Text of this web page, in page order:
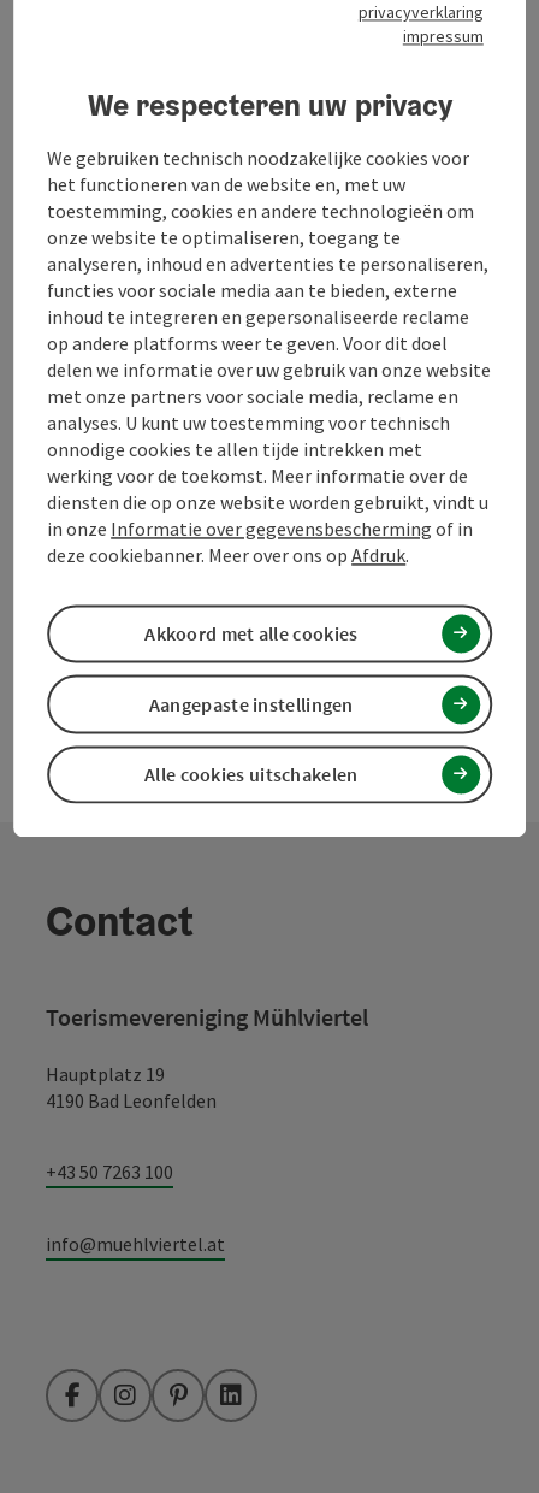
Geschiktheid
Toegankelijkheid
Bijdrage aankruisen
Naar favorieten
PDF aanmaken
Bijdrage printen
In de buurt
powered by
Contact
Toerismevereniging Mühlviertel
Hauptplatz 19
4190 Bad Leonfelden
+43 50 7263 100
info@muehlviertel.at
FacebookInstagramPinterestLinkedIn
privacyverklaring
impressum
We respecteren uw privacy
We gebruiken technisch noodzakelijke cookies voor
het functioneren van de website en, met uw
toestemming, cookies en andere technologieën om
onze website te optimaliseren, toegang te
analyseren, inhoud en advertenties te personaliseren,
functies voor sociale media aan te bieden, externe
inhoud te integreren en gepersonaliseerde reclame
op andere platforms weer te geven. Voor dit doel
delen we informatie over uw gebruik van onze website
met onze partners voor sociale media, reclame en
analyses. U kunt uw toestemming voor technisch
onnodige cookies te allen tijde intrekken met
werking voor de toekomst. Meer informatie over de
diensten die op onze website worden gebruikt, vindt u
in onze Informatie over gegevensbescherming of in
deze cookiebanner. Meer over ons opAfdruk.
Alle cookies uitschakelen
Aangepaste instellingen
Akkoord met alle cookies